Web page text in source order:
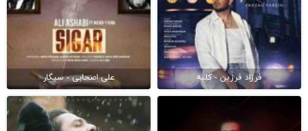
فرزاد فرزین - کلبه علی اصحابی - سیگار